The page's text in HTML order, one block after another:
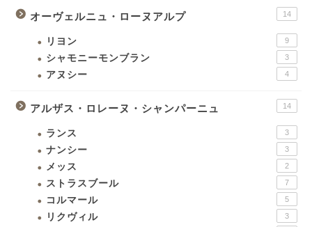
オーヴェルニュ・ローヌアルプ 14
リヨン 9
シャモニーモンブラン 3
アヌシー 4
アルザス・ロレーヌ・シャンパーニュ 14
ランス 3
ナンシー 3
メッス 2
ストラスブール 7
コルマール 5
リクヴィル 3